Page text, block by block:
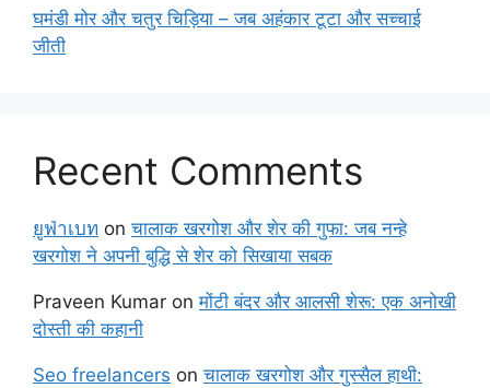
घमंडी मोर और चतुर चिड़िया – जब अहंकार टूटा और सच्चाई
जीती
Recent Comments
ยูฟ่าเบท onचालाक खरगोश और शेर की गुफा: जब नन्हे
खरगोश ने अपनी बुद्धि से शेर को सिखाया सबक
Praveen Kumar onमोंटी बंदर और आलसी शेरू: एक अनोखी
दोस्ती की कहानी
Seo freelancers onचालाक खरगोश और गुस्सैल हाथी: